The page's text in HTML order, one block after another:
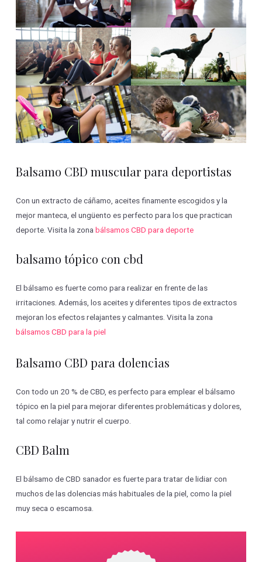
Balsamo CBD muscular para deportistas
Con un extracto de cáñamo, aceites finamente escogidos y la
mejor manteca, el ungüento es perfecto para los que practican
deporte. Visita la zonabálsamos CBD para deporte
balsamo tópico con cbd
El bálsamo es fuerte como para realizar en frente de las
irritaciones. Además, los aceites y diferentes tipos de extractos
mejoran los efectos relajantes y calmantes. Visita la zona
bálsamos CBD para la piel
Balsamo CBD para dolencias
Con todo un 20 % de CBD, es perfecto para emplear el bálsamo
tópico en la piel para mejorar diferentes problemáticas y dolores,
tal como relajar y nutrir el cuerpo.
CBD Balm
El bálsamo de CBD sanador es fuerte para tratar de lidiar con
muchos de las dolencias más habituales de la piel, como la piel
muy seca o escamosa.